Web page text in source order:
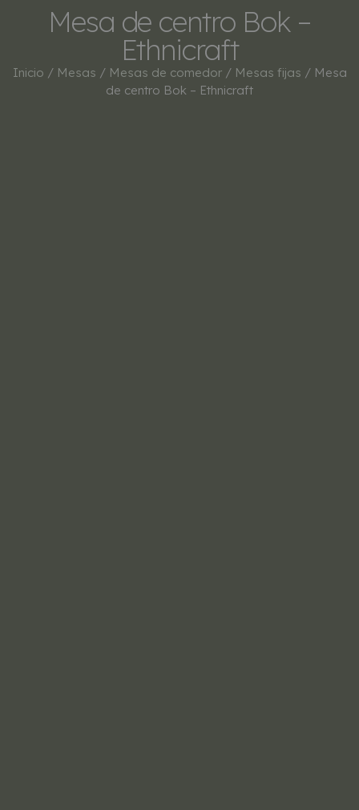
Mesa de centro Bok –
Ethnicraft
Inicio / Mesas / Mesas de comedor/ Mesas fijas / Mesa
de centro Bok – Ethnicraft